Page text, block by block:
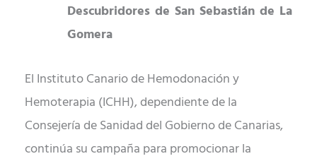
Descubridores de San Sebastián de La
Gomera
El Instituto Canario de Hemodonación y
Hemoterapia (ICHH), dependiente de la
Consejería de Sanidad del Gobierno de Canarias,
continúa su campaña para promocionar la